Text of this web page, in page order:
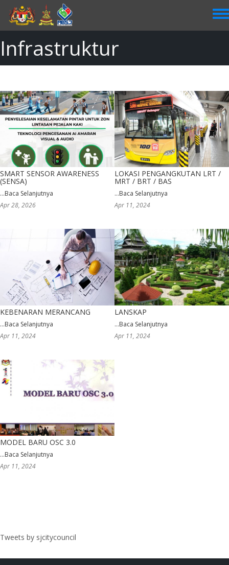
main
content
Infrastruktur
SMART SENSOR AWARENESS
(SENSA)
...Baca Selanjutnya
Apr 28, 2026
LOKASI PENGANGKUTAN LRT /
MRT / BRT / BAS
...Baca Selanjutnya
Apr 11, 2024
KEBENARAN MERANCANG
...Baca Selanjutnya
Apr 11, 2024
LANSKAP
...Baca Selanjutnya
Apr 11, 2024
MODEL BARU OSC 3.0
...Baca Selanjutnya
Apr 11, 2024
Tweets by sjcitycouncil